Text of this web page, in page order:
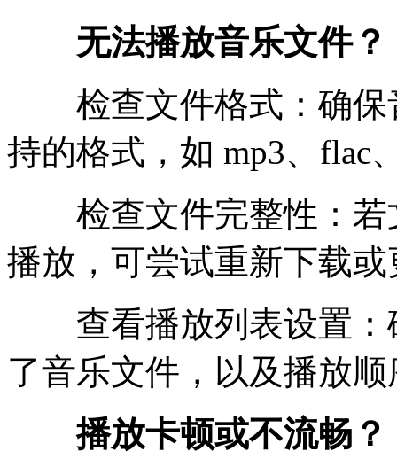
无法播放音乐文件？
检查文件格式：确保
持的格式，如 mp3、flac
检查文件完整性：若
播放，可尝试重新下载
查看播放列表设置：
了音乐文件，以及播放
播放卡顿或不流畅？